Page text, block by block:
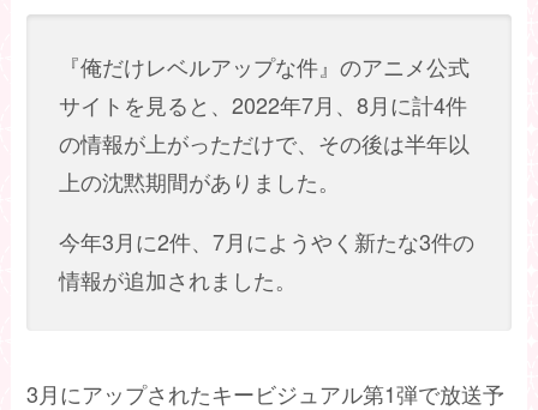
『俺だけレベルアップな件』のアニメ公式
サイトを見ると、2022年7月、8月に計4件
の情報が上がっただけで、その後は半年以
上の沈黙期間がありました。
今年3月に2件、7月にようやく新たな3件の
情報が追加されました。
3月にアップされたキービジュアル第1弾で放送予